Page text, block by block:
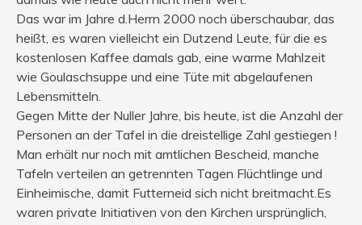
Das war im Jahre d.Herrn 2000 noch überschaubar, das
heißt, es waren vielleicht ein Dutzend Leute, für die es
kostenlosen Kaffee damals gab, eine warme Mahlzeit
wie Goulaschsuppe und eine Tüte mit abgelaufenen
Lebensmitteln.
Gegen Mitte der Nuller Jahre, bis heute, ist die Anzahl der
Personen an der Tafel in die dreistellige Zahl gestiegen !
Man erhält nur noch mit amtlichen Bescheid, manche
Tafeln verteilen an getrennten Tagen Flüchtlinge und
Einheimische, damit Futterneid sich nicht breitmacht.Es
waren private Initiativen von den Kirchen ursprünglich,